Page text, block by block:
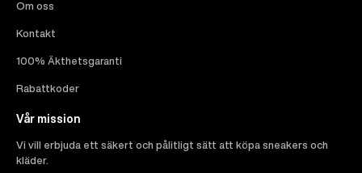
Om oss
Kontakt
100% Äkthetsgaranti
Rabattkoder
Vår mission
Vi vill erbjuda ett säkert och pålitligt sätt att köpa sneakers och
kläder.